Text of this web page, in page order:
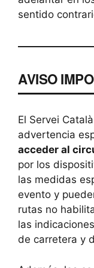
sentido
AVISO
El Servei
advertencia
acceder al
por los
las medidas
evento y
rutas no
las
de carretera y